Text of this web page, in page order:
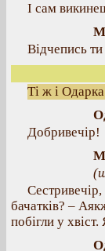
І сам
Відчепись
Ті ж і
Добривечір!
бачатків? –
побігли у